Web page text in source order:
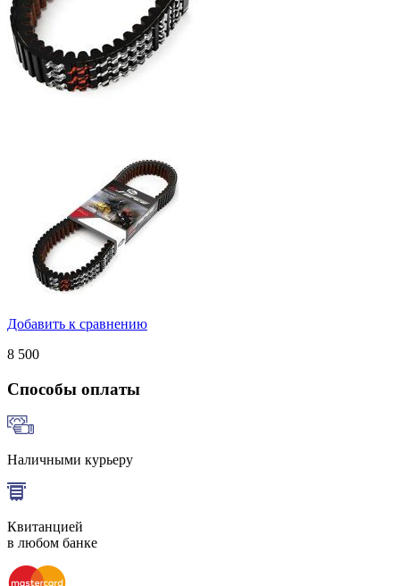
Добавить к сравнению
8 500
Способы оплаты
Наличными курьеру
Квитанцией
в любом банке